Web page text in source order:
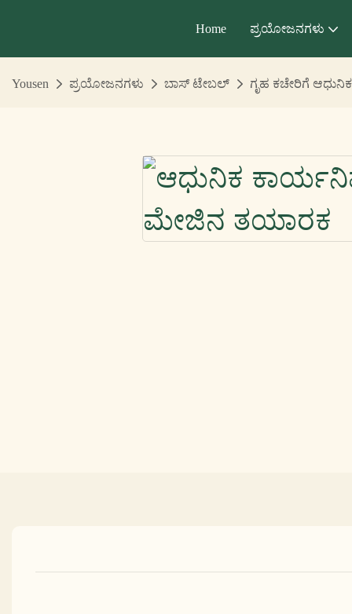
Home ಪ್ರಯೋಜನಗಳು
Yousen ಪ್ರಯೋಜನಗಳು ಬಾಸ್ ಟೇಬಲ್ ಗೃಹ ಕಚೇರಿಗೆ